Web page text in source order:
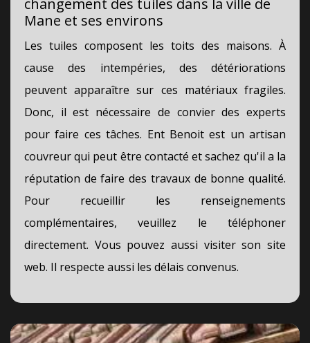
Mane et ses environs
Les tuiles composent les toits des maisons. À
cause des intempéries, des détériorations
peuvent apparaître sur ces matériaux fragiles.
Donc, il est nécessaire de convier des experts
pour faire ces tâches. Ent Benoit est un artisan
couvreur qui peut être contacté et sachez qu'il a la
réputation de faire des travaux de bonne qualité.
Pour recueillir les renseignements
complémentaires, veuillez le téléphoner
directement. Vous pouvez aussi visiter son site
web. Il respecte aussi les délais convenus.